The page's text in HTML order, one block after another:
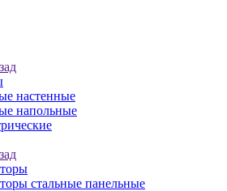
настенные
напольные
стальные панельные